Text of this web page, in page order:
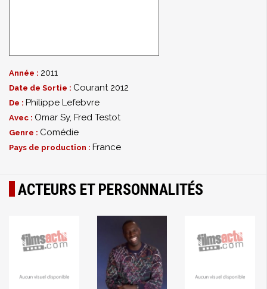
Année : 2011
Date de Sortie : Courant 2012
De : Philippe Lefebvre
Avec : Omar Sy, Fred Testot
Genre : Comédie
Pays de production : France
ACTEURS ET PERSONNALITÉS